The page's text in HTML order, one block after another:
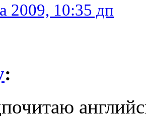
2009, 10:35 дп
: